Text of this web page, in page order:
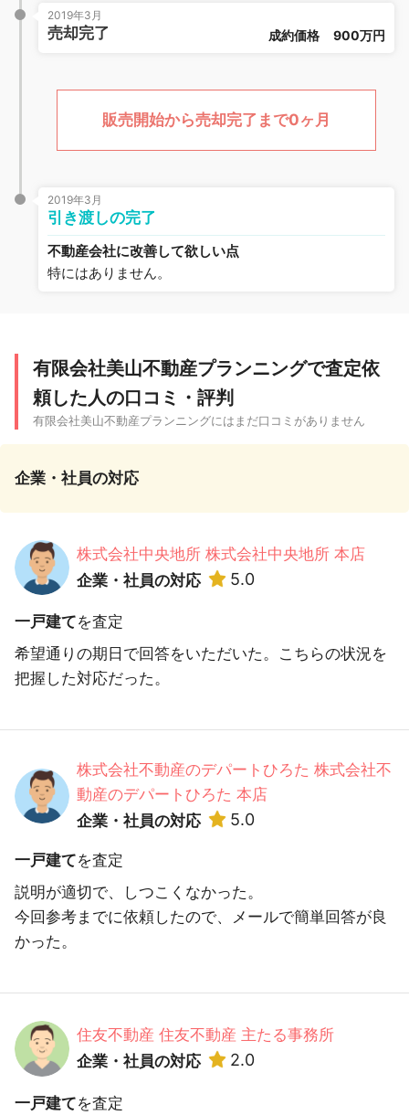
2019年3月
売却完了 成約価格 900万円
販売開始から売却完了まで0ヶ月
2019年3月
引き渡しの完了
不動産会社に改善して欲しい点
特にはありません。
有限会社美山不動産プランニングで査定依
頼した人の口コミ・評判
有限会社美山不動産プランニングにはまだ口コミがありません
企業・社員の対応
株式会社中央地所 株式会社中央地所 本店
企業・社員の対応
5.0
一戸建てを査定
希望通りの期日で回答をいただいた。こちらの状況を
把握した対応だった。
株式会社不動産のデパートひろた 株式会社不
動産のデパートひろた 本店
企業・社員の対応
5.0
一戸建てを査定
説明が適切で、しつこくなかった。
今回参考までに依頼したので、メールで簡単回答が良
かった。
住友不動産 住友不動産 主たる事務所
企業・社員の対応
2.0
一戸建てを査定